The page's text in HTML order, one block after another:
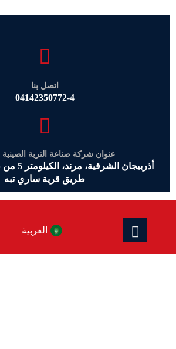
اتصل بنا
04142350772-4
عنوان شركة صناعة التربة الصينية
أذربيجان
طريق قرية ساري تبه
العربية